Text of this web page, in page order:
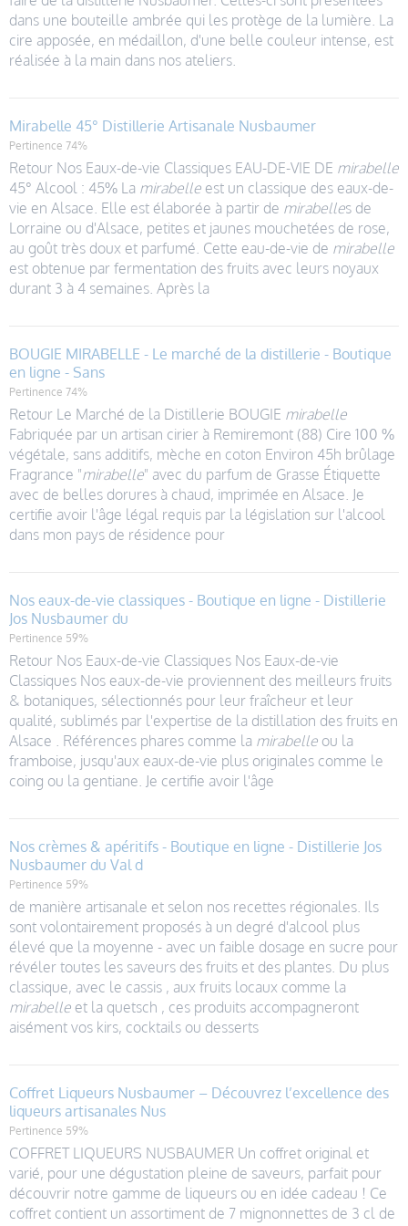
dans une bouteille ambrée qui les protège de la lumière. La
cire apposée, en médaillon, d'une belle couleur intense, est
réalisée à la main dans nos ateliers.
Mirabelle 45° Distillerie Artisanale Nusbaumer
Pertinence 74%
Retour Nos Eaux-de-vie Classiques EAU-DE-VIE DE mirabelle
45° Alcool : 45% La mirabelle est un classique des eaux-de-
vie en Alsace. Elle est élaborée à partir de mirabelles de
Lorraine ou d'Alsace, petites et jaunes mouchetées de rose,
au goût très doux et parfumé. Cette eau-de-vie de mirabelle
est obtenue par fermentation des fruits avec leurs noyaux
durant 3 à 4 semaines. Après la
BOUGIE MIRABELLE - Le marché de la distillerie - Boutique
en ligne - Sans
Pertinence 74%
Retour Le Marché de la Distillerie BOUGIE mirabelle
Fabriquée par un artisan cirier à Remiremont (88) Cire 100 %
végétale, sans additifs, mèche en coton Environ 45h brûlage
Fragrance "mirabelle" avec du parfum de Grasse Étiquette
avec de belles dorures à chaud, imprimée en Alsace. Je
certifie avoir l'âge légal requis par la législation sur l'alcool
dans mon pays de résidence pour
Nos eaux-de-vie classiques - Boutique en ligne - Distillerie
Jos Nusbaumer du
Pertinence 59%
Retour Nos Eaux-de-vie Classiques Nos Eaux-de-vie
Classiques Nos eaux-de-vie proviennent des meilleurs fruits
& botaniques, sélectionnés pour leur fraîcheur et leur
qualité, sublimés par l'expertise de la distillation des fruits en
Alsace . Références phares comme la mirabelle ou la
framboise, jusqu'aux eaux-de-vie plus originales comme le
coing ou la gentiane. Je certifie avoir l'âge
Nos crèmes & apéritifs - Boutique en ligne - Distillerie Jos
Nusbaumer du Val d
Pertinence 59%
de manière artisanale et selon nos recettes régionales. Ils
sont volontairement proposés à un degré d'alcool plus
élevé que la moyenne - avec un faible dosage en sucre pour
révéler toutes les saveurs des fruits et des plantes. Du plus
classique, avec le cassis , aux fruits locaux comme la
mirabelle et la quetsch , ces produits accompagneront
aisément vos kirs, cocktails ou desserts
Coffret Liqueurs Nusbaumer – Découvrez l’excellence des
liqueurs artisanales Nus
Pertinence 59%
COFFRET LIQUEURS NUSBAUMER Un coffret original et
varié, pour une dégustation pleine de saveurs, parfait pour
découvrir notre gamme de liqueurs ou en idée cadeau ! Ce
coffret contient un assortiment de 7 mignonnettes de 3 cl de